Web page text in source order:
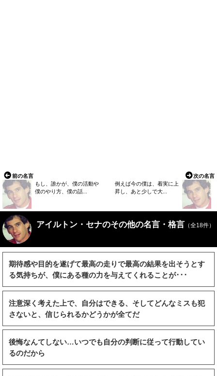
前の名言
もし、誰かが、僕の活動や
僕のやり方、僕の話...
次の名言
例えば今の僕は、着実に上
昇し、あと少しで大...
アイルトン・セナのその他の名言・格言 （全18件）
期待感や目的を遂げて最高の走りで最高の結果を出そうとす
る気持ちが、僕にある種の力を与えてくれることが･･･
注意深く考えた上で、自分はできる、そしてどんなミスも犯
さないと、信じられるかどうかが全てだ
後悔なんてしない…いつでも自分の判断に従って行動してい
るのだから